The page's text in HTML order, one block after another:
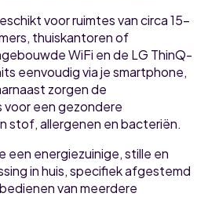
voor ruimtes van circa 15–
thuiskantoren of
WiFi en de LG ThinQ-
eenvoudig via je smartphone,
zorgen de
een gezondere
stof, allergenen en bacteriën.
een energiezuinige, stille en
in huis, specifiek afgestemd
van meerdere